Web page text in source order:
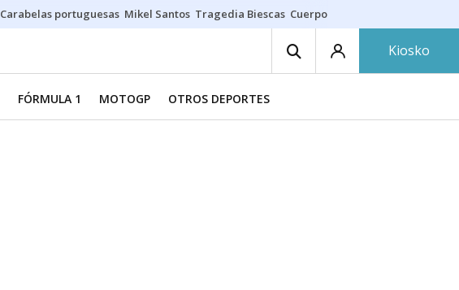
Carabelas portuguesas Mikel Santos Tragedia Biescas Cuerpo ría
Kiosko
FÓRMULA 1 MOTOGP OTROS DEPORTES